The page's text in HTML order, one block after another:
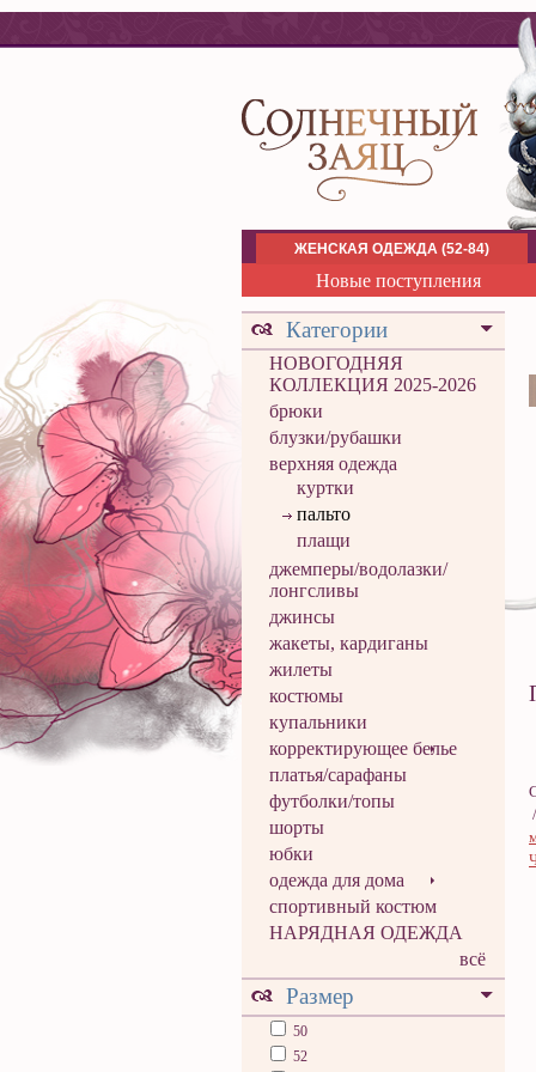
ЖЕНСКАЯ ОДЕЖДА (52-84)
Новые поступления
Категории
НОВОГОДНЯЯ
КОЛЛЕКЦИЯ 2025-2026
брюки
блузки/рубашки
верхняя одежда
куртки
пальто
плащи
джемперы/водолазки/
лонгсливы
джинсы
жакеты, кардиганы
жилеты
костюмы
купальники
корректирующее белье
платья/сарафаны
футболки/топы
шорты
юбки
одежда для дома
спортивный костюм
НАРЯДНАЯ ОДЕЖДА
всё
Размер
50
52
/